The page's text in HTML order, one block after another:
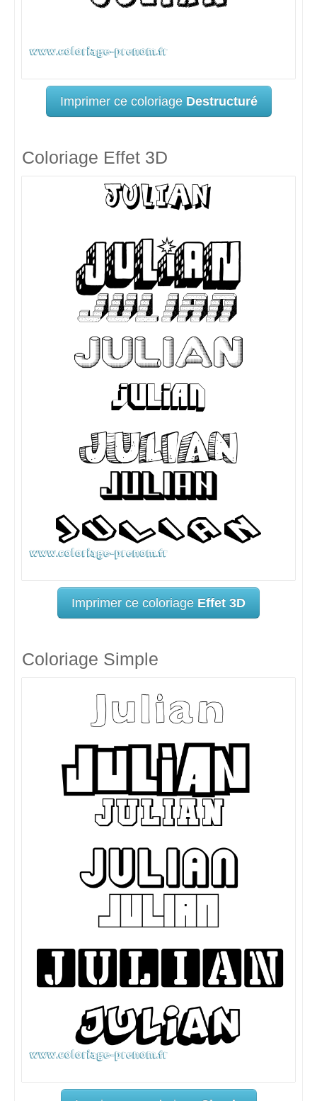
Imprimer ce coloriage Destructuré
Coloriage Effet 3D
Imprimer ce coloriage Effet 3D
Coloriage Simple